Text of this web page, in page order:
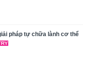
pháp tự chữa lành cơ thể